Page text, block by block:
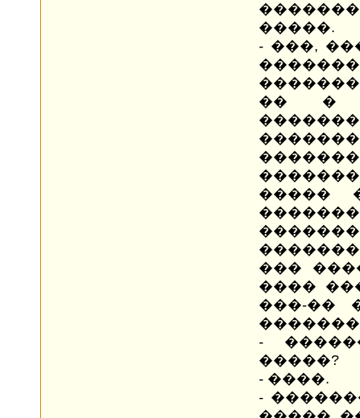
�����.
- ���,
�� �
�����
���
����
���-��
-
�����?
- ����.
-